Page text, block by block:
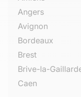
Angers
Avignon
Bordeaux
Brest
Brive-la-
Caen